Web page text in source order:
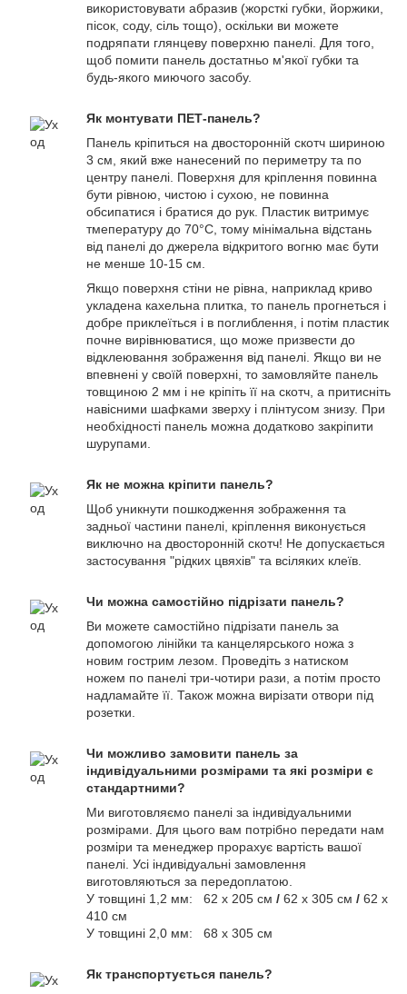
використовувати абразив (жорсткі губки, йоржики,
пісок, соду, сіль тощо), оскільки ви можете
подряпати глянцеву поверхню панелі. Для того,
щоб помити панель достатньо м'якої губки та
будь-якого миючого засобу.
Як монтувати ПЕТ-панель?
Панель кріпиться на двосторонній скотч шириною
3 см, який вже нанесений по периметру та по
центру панелі. Поверхня для кріплення повинна
бути рівною, чистою і сухою, не повинна
обсипатися і братися до рук. Пластик витримує
тмепературу до 70°С, тому мінімальна відстань
від панелі до джерела відкритого вогню має бути
не менше 10-15 см.
Якщо поверхня стіни не рівна, наприклад криво
укладена кахельна плитка, то панель прогнеться і
добре приклеїться і в поглиблення, і потім пластик
почне вирівнюватися, що може призвести до
відклеювання зображення від панелі. Якщо ви не
впевнені у своїй поверхні, то замовляйте панель
товщиною 2 мм і не кріпіть її на скотч, а притисніть
навісними шафками зверху і плінтусом знизу. При
необхідності панель можна додатково закріпити
шурупами.
Як не можна кріпити панель?
Щоб уникнути пошкодження зображення та
задньої частини панелі, кріплення виконується
виключно на двосторонній скотч! Не допускається
застосування "рідких цвяхів" та всіляких клеїв.
Чи можна самостійно підрізати панель?
Ви можете самостійно підрізати панель за
допомогою лінійки та канцелярського ножа з
новим гострим лезом. Проведіть з натиском
ножем по панелі три-чотири рази, а потім просто
надламайте її. Також можна вирізати отвори під
розетки.
Чи можливо замовити панель за
індивідуальними розмірами та які розміри є
стандартними?
Ми виготовляємо панелі за індивідуальними
розмірами. Для цього вам потрібно передати нам
розміри та менеджер прорахує вартість вашої
панелі. Усі індивідуальні замовлення
виготовляються за передоплатою.
У товщині 1,2 мм: 62 х 205 см /62 х 305 см /62 х
410 см
У товщині 2,0 мм: 68 х 305 см
Як транспортується панель?